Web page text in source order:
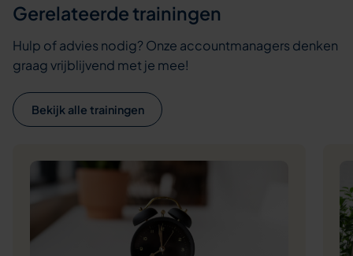
Gerelateerde trainingen
Hulp of advies nodig? Onze accountmanagers denken
graag vrijblijvend met je mee!
Bekijk alle trainingen